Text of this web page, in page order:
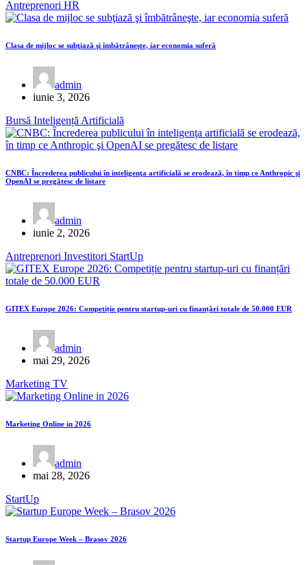
Antreprenori HR
Clasa de mijloc se subţiază şi îmbătrâneşte, iar economia suferă
admin
iunie 3, 2026
Bursă Inteligență Artificială
CNBC: Încrederea publicului în inteligenţa artificială se erodează, în timp ce Anthropic şi
OpenAI se pregătesc de listare
admin
iunie 2, 2026
Antreprenori Investitori StartUp
GITEX Europe 2026: Competiție pentru startup-uri cu finanțări totale de 50.000 EUR
admin
mai 29, 2026
Marketing TV
Marketing Online in 2026
admin
mai 28, 2026
StartUp
Startup Europe Week – Brasov 2026